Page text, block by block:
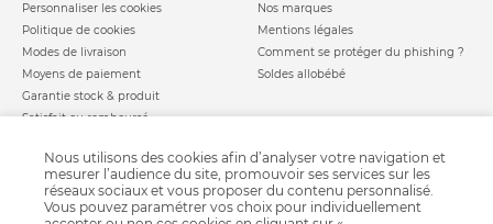
Personnaliser les cookies
Politique de cookies
Modes de livraison
Moyens de paiement
Garantie stock & produit
Satisfait ou remboursé
Nos marques
Mentions légales
Comment se protéger du phishing ?
Soldes allobébé
allobébé vous recommande
Sites et partenaires
Nos labels
Nos licences
les plus d'allobébé
Liste de naissance
Infos conseils
Jeux concours
Nous utilisons des cookies afin d’analyser votre navigation et
mesurer l’audience du site, promouvoir ses services sur les
réseaux sociaux et vous proposer du contenu personnalisé.
Vous pouvez paramétrer vos choix pour individuellement